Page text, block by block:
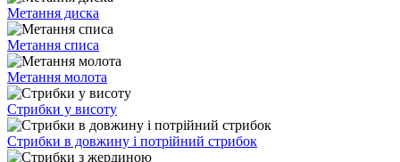
Метання диска
Метання списа
Метання молота
Стрибки у висоту
Стрибки в довжину і потрійний стрибок